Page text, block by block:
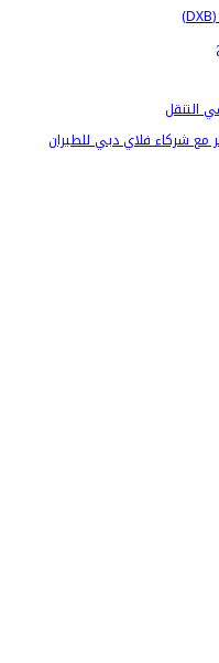
التنقل
مع شركاء فلاي دبي للطيران